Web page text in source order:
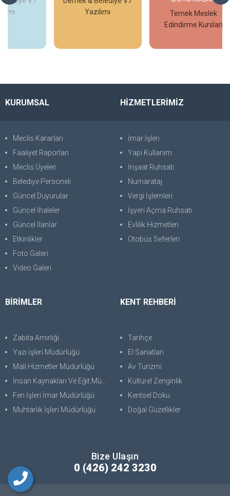
Temek Meslek
Edindirme Kursları
KURUMSAL
Meclis Kararları
Faaliyet Raporları
Meclis Üyeleri
Belediye Personeli
Güncel Duyurular
Güncel İhaleler
Güncel İlanlar
Etkinlikler
Foto Galeri
Video Galeri
HİZMETLERİMİZ
İmar İşleri
Yapı Kullanım
İnşaat Ruhsatı
Numarataj
Vergi İşlemleri
İşyeri Açma Ruhsatı
Evlilik Hizmetleri
Otobüs Seferleri
BİRİMLER
Zabıta Amirliği
Yazı İşleri Müdürlüğü
Mali Hizmetler Müdürlüğü
İnsan Kaynakları Ve Eğit.Müdürlüğü
Fen İşleri İmar Müdürlüğü
Muhtarlık İşleri Müdürlüğü
KENT REHBERİ
Tarihçe
El Sanatları
Av Turizmi
Kültürel Zenginlik
Kentsel Doku
Doğal Güzellikler
Bize Ulaşın
0 (426) 242 3230